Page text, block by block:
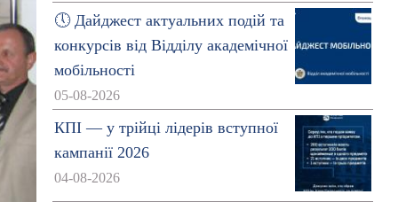
🕔 Дайджест актуальних подій та
конкурсів від Відділу академічної
мобільності
05-08-2026
КПІ — у трійці лідерів вступної
кампанії 2026
04-08-2026